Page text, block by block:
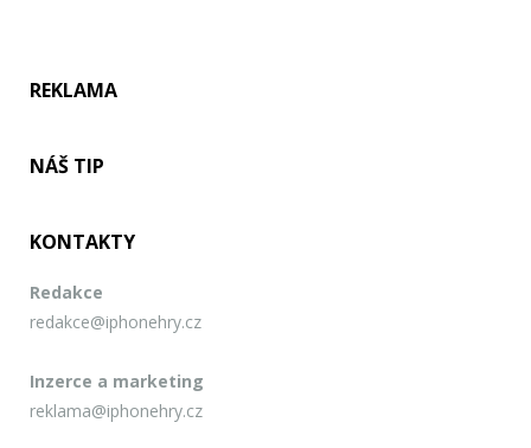
REKLAMA
NÁŠ TIP
KONTAKTY
Redakce
redakce@iphonehry.cz
Inzerce a marketing
reklama@iphonehry.cz